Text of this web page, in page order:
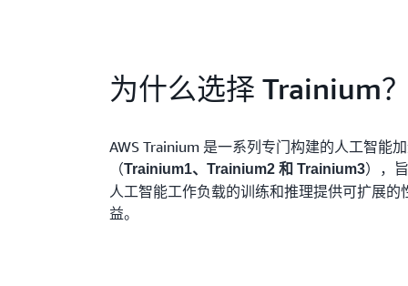
为什么选择 Trainium
AWS Trainium 是一系列专门构建的人工智能
（Trainium1、Trainium2 和 Trainium3），
人工智能工作负载的训练和推理提供可扩展的
益。